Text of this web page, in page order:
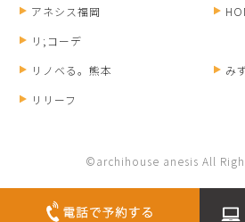
アネシス福岡
リ;コーデ
リノベる。熊本
み
リリーフ
©archihouse anesis All